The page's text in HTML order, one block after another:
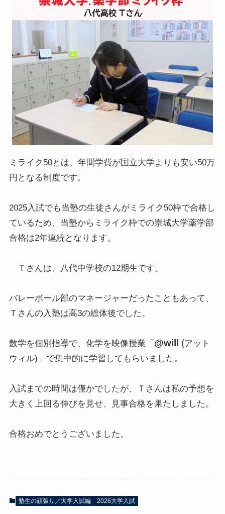
ミライク50とは、年間学費が国立大学よりも安い50万
円となる制度です。
2025入試でも当塾の生徒さんがミライク50枠で合格し
ているため、当塾からミライク枠での崇城大学薬学部
合格は2年連続となります。
Ｔさんは、八代中学校の12期生です。
バレーボール部のマネージャーだったこともあって、
Ｔさんの入塾は高3の総体後でした。
数学を個別指導で、 化学を映像授業「 @will (アット
ウィル)」で集中的に学習してもらいました。
入試までの時間は僅かでしたが、Ｔさんは私の予想を
大きく上回る伸びを見せ、見事合格を果たしました。
合格おめでとうございました。
塾生の頑張り／大学入試編 2026大学入試